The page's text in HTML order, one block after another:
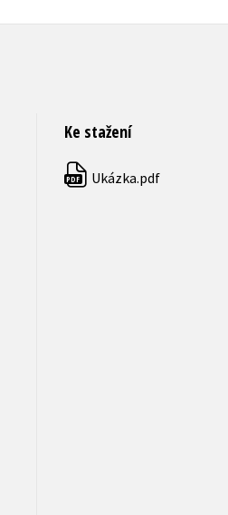
Ke stažení
PDF Ukázka.pdf